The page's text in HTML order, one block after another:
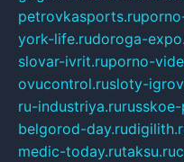
petrovkasports.ru
york-life.rudoroga-
slovar-ivrit.ruporno-
ovucontrol.rusloty-
ru-industriya.ru
belgorod-day.ru
medic-today.rutaksu.ru